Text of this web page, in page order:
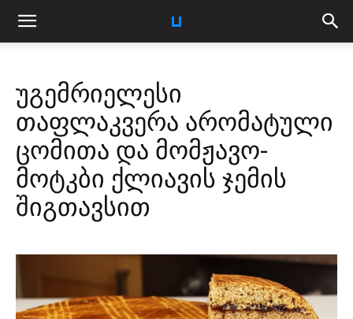
უგემრიელესი
თაფლაკვერა არომატული
ცომითა და მომჟავო-
მოტკბი ქლიავის ჯემის
შიგთავსით